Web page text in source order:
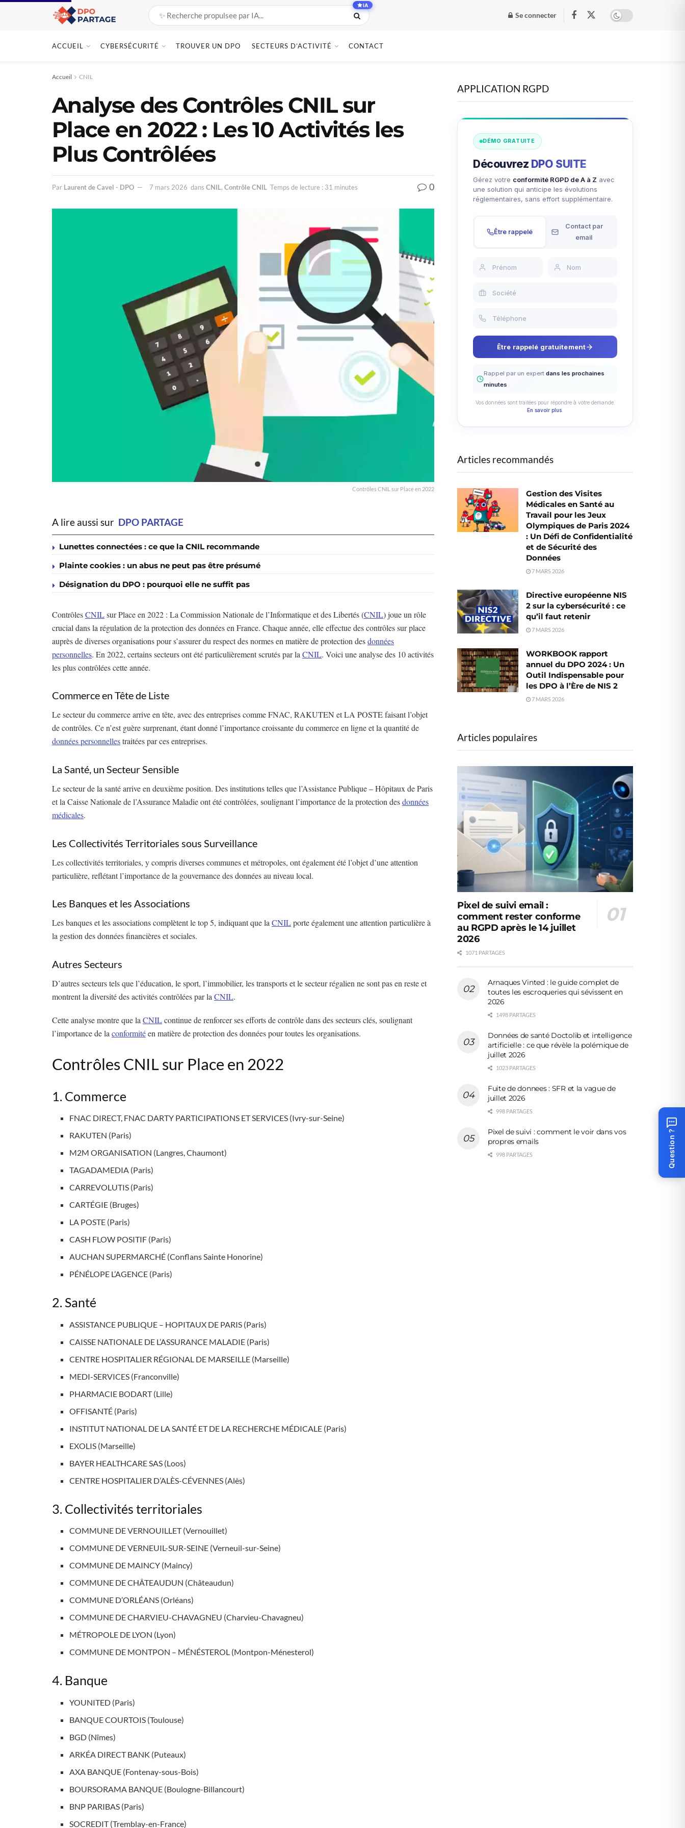
IA
Se connecter
ACCUEIL CYBERSÉCURITÉ TROUVER UN DPO SECTEURS D’ACTIVITÉ CONTACT
Accueil CNIL
Analyse des Contrôles CNIL sur
Place en 2022 : Les 10 Activités les
Plus Contrôlées
Par Laurent de Cavel - DPO 7 mars 2026 dans CNIL, Contrôle CNIL Temps de lecture : 31 minutes 0
Contrôles CNIL sur Place en 2022
A lire aussi sur DPO PARTAGE
Lunettes connectées : ce que la CNIL recommande
Plainte cookies : un abus ne peut pas être présumé
Désignation du DPO : pourquoi elle ne suffit pas
ContrôlesCNILsur Place en 2022 : La Commission Nationale de l’Informatique et des Libertés (CNIL) joue un rôle
crucial dans la régulation de la protection des données en France. Chaque année, elle effectue des contrôles sur place
auprès de diverses organisations pour s’assurer du respect des normes en matière de protection desdonnées
personnelles. En 2022, certains secteurs ont été particulièrement scrutés par la CNIL. Voici une analyse des 10 activités
les plus contrôlées cette année.
Commerce en Tête de Liste
Le secteur du commerce arrive en tête, avec des entreprises comme FNAC, RAKUTEN et LA POSTE faisant l’objet
de contrôles. Ce n’est guère surprenant, étant donné l’importance croissante du commerce en ligne et la quantité de
données personnellestraitées par ces entreprises.
La Santé, un Secteur Sensible
Le secteur de la santé arrive en deuxième position. Des institutions telles que l’Assistance Publique – Hôpitaux de Paris
et la Caisse Nationale de l’Assurance Maladie ont été contrôlées, soulignant l’importance de la protection desdonnées
médicales.
Les Collectivités Territoriales sous Surveillance
Les collectivités territoriales, y compris diverses communes et métropoles, ont également été l’objet d’une attention
particulière, reflétant l’importance de la gouvernance des données au niveau local.
Les Banques et les Associations
Les banques et les associations complètent le top 5, indiquant que la CNILporte également une attention particulière à
la gestion des données financières et sociales.
Autres Secteurs
D’autres secteurs tels que l’éducation, le sport, l’immobilier, les transports et le secteur régalien ne sont pas en reste et
montrent la diversité des activités contrôlées par la CNIL.
Cette analyse montre que la CNILcontinue de renforcer ses efforts de contrôle dans des secteurs clés, soulignant
l’importance de la conformitéen matière de protection des données pour toutes les organisations.
Contrôles CNIL sur Place en 2022
1. Commerce
FNAC DIRECT, FNAC DARTY PARTICIPATIONS ET SERVICES (Ivry-sur-Seine)
RAKUTEN (Paris)
M2M ORGANISATION (Langres, Chaumont)
TAGADAMEDIA (Paris)
CARREVOLUTIS (Paris)
CARTÉGIE (Bruges)
LA POSTE (Paris)
CASH FLOW POSITIF (Paris)
AUCHAN SUPERMARCHÉ (Conflans Sainte Honorine)
PÉNÉLOPE L’AGENCE (Paris)
2. Santé
ASSISTANCE PUBLIQUE – HOPITAUX DE PARIS (Paris)
CAISSE NATIONALE DE L’ASSURANCE MALADIE (Paris)
CENTRE HOSPITALIER RÉGIONAL DE MARSEILLE (Marseille)
MEDI-SERVICES (Franconville)
PHARMACIE BODART (Lille)
OFFISANTÉ (Paris)
INSTITUT NATIONAL DE LA SANTÉ ET DE LA RECHERCHE MÉDICALE (Paris)
EXOLIS (Marseille)
BAYER HEALTHCARE SAS (Loos)
CENTRE HOSPITALIER D’ALÈS-CÉVENNES (Alès)
3. Collectivités territoriales
COMMUNE DE VERNOUILLET (Vernouillet)
COMMUNE DE VERNEUIL-SUR-SEINE (Verneuil-sur-Seine)
COMMUNE DE MAINCY (Maincy)
COMMUNE DE CHÂTEAUDUN (Châteaudun)
COMMUNE D’ORLÉANS (Orléans)
COMMUNE DE CHARVIEU-CHAVAGNEU (Charvieu-Chavagneu)
MÉTROPOLE DE LYON (Lyon)
COMMUNE DE MONTPON – MÉNÉSTEROL (Montpon-Ménesterol)
4. Banque
YOUNITED (Paris)
BANQUE COURTOIS (Toulouse)
BGD (Nîmes)
ARKÉA DIRECT BANK (Puteaux)
AXA BANQUE (Fontenay-sous-Bois)
BOURSORAMA BANQUE (Boulogne-Billancourt)
BNP PARIBAS (Paris)
SOCREDIT (Tremblay-en-France)
APPLICATION RGPD
DÉMO GRATUITE
Découvrez DPO SUITE
Gérez votre conformité RGPD de A à Z avec
une solution qui anticipe les évolutions
réglementaires, sans effort supplémentaire.
Être rappelé
Contact par
email
Être rappelé gratuitement
Rappel par un expert dans les prochaines
minutes
Vos données sont traitées pour répondre à votre demande.
En savoir plus
Articles recommandés
Gestion des Visites
Médicales en Santé au
Travail pour les Jeux
Olympiques de Paris 2024
: Un Défi de Confidentialité
et de Sécurité des
Données
7 MARS 2026
Directive européenne NIS
2 sur la cybersécurité : ce
qu’il faut retenir
7 MARS 2026
WORKBOOK rapport
annuel du DPO 2024 : Un
Outil Indispensable pour
les DPO à l’Ère de NIS 2
7 MARS 2026
Articles populaires
Pixel de suivi email :
comment rester conforme
au RGPD après le 14 juillet
2026
1071 PARTAGES
Arnaques Vinted : le guide complet de
toutes les escroqueries qui sévissent en
2026
1498 PARTAGES
Données de santé Doctolib et intelligence
artificielle : ce que révèle la polémique de
juillet 2026
1023 PARTAGES
Fuite de donnees : SFR et la vague de
juillet 2026
998 PARTAGES
Pixel de suivi : comment le voir dans vos
propres emails
998 PARTAGES Question ?